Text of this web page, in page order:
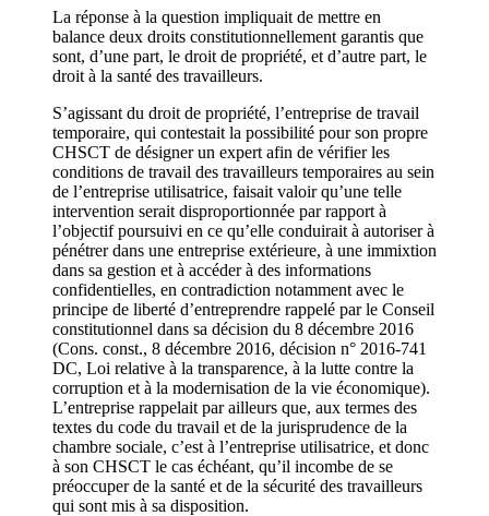
La réponse à la question impliquait de mettre en
balance deux droits constitutionnellement garantis que
sont, d’une part, le droit de propriété, et d’autre part, le
droit à la santé des travailleurs.
S’agissant du droit de propriété, l’entreprise de travail
temporaire, qui contestait la possibilité pour son propre
CHSCT de désigner un expert afin de vérifier les
conditions de travail des travailleurs temporaires au sein
de l’entreprise utilisatrice, faisait valoir qu’une telle
intervention serait disproportionnée par rapport à
l’objectif poursuivi en ce qu’elle conduirait à autoriser à
pénétrer dans une entreprise extérieure, à une immixtion
dans sa gestion et à accéder à des informations
confidentielles, en contradiction notamment avec le
principe de liberté d’entreprendre rappelé par le Conseil
constitutionnel dans sa décision du 8 décembre 2016
(Cons. const., 8 décembre 2016, décision n° 2016-741
DC, Loi relative à la transparence, à la lutte contre la
corruption et à la modernisation de la vie économique).
L’entreprise rappelait par ailleurs que, aux termes des
textes du code du travail et de la jurisprudence de la
chambre sociale, c’est à l’entreprise utilisatrice, et donc
à son CHSCT le cas échéant, qu’il incombe de se
préoccuper de la santé et de la sécurité des travailleurs
qui sont mis à sa disposition.